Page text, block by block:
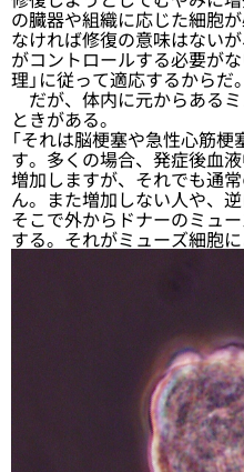
の臓器や組織に応じた細胞
なければ修復の意味はない
がコントロールする必要が
理」に従って適応するからだ。
だが、体内に元からある
ときがある。
「それは脳梗塞や急性心筋
す。多くの場合、発症後血
増加しますが、それでも通
ん。また増加しない人や、
そこで外からドナーのミュ
する。それがミューズ細胞